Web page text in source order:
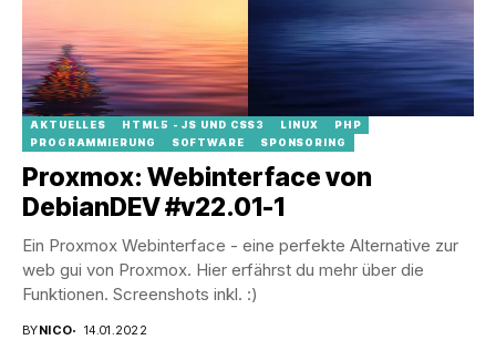
AKTUELLES HTML5 - JS UND CSS3 LINUX
PHP
PROGRAMMIERUNG
SOFTWARE SPONSORING
Proxmox: Webinterface von
DebianDEV #v22.01-1
Ein Proxmox Webinterface - eine perfekte Alternative zur
web gui von Proxmox. Hier erfährst du mehr über die
Funktionen. Screenshots inkl. :)
BYNICO 14.01.2022